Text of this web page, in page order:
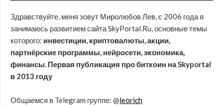
Здравствуйте, меня зовут Миролюбов Лев, с 2006 года я
занимаюсь развитием сайта SkyPortal.Ru, основные темы
которого: инвестиции, криптовалюты, акции,
партнёрские программы, нейросети, экономика,
финансы. Первая публикация про биткоин на Skyportal
в 2013 году
Общаемся в Telegram группе: @leorich